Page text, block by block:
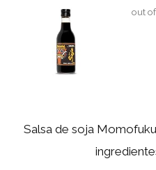
out
Salsa de soja